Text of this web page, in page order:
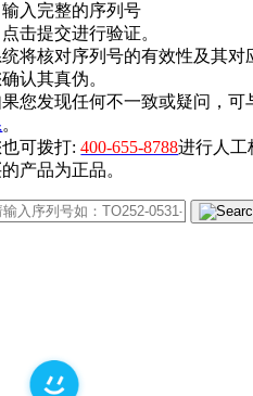
输入完整的序列号
点击提交进行验证。
将核对序列号的有效性及其对
认其真伪。
您发现任何不一致或疑问，
。
也可拨打:400-655-8788进行人工
产品为正品。